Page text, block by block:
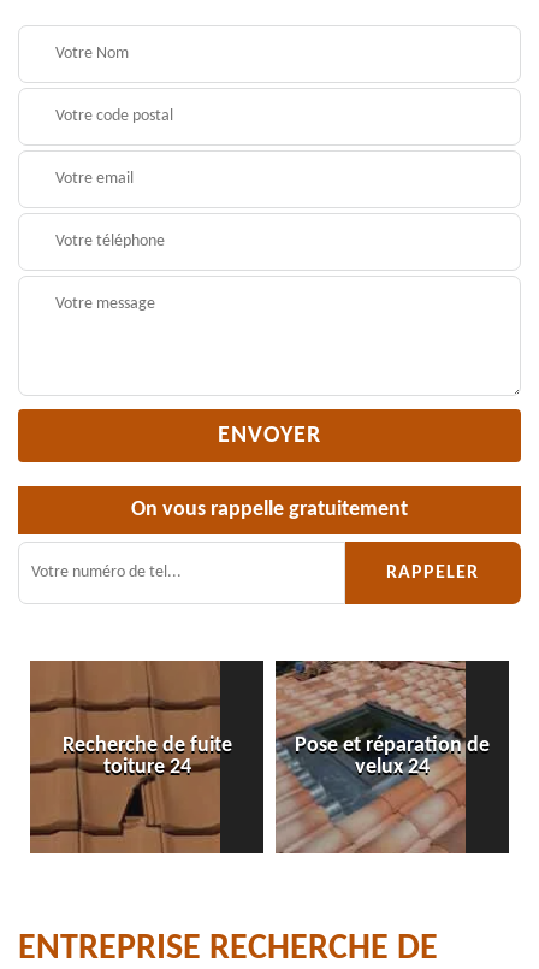
On vous rappelle gratuitement
Recherche de fuite
toiture 24
Pose et réparation de
velux 24
ENTREPRISE RECHERCHE DE